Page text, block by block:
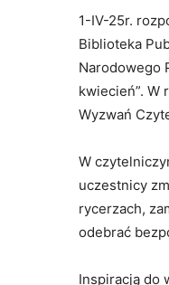
1-IV-25r.
Biblioteka
Narodowego
kwiecień”. W
Wyzwań
W
uczestnicy
rycerzach,
odebrać
Inspiracją do